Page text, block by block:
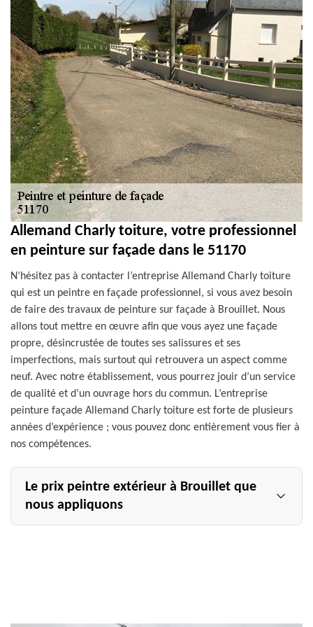
Allemand Charly toiture, votre professionnel
en peinture sur façade dans le 51170
N’hésitez pas à contacter l’entreprise Allemand Charly toiture
qui est un peintre en façade professionnel, si vous avez besoin
de faire des travaux de peinture sur façade à Brouillet. Nous
allons tout mettre en œuvre afin que vous ayez une façade
propre, désincrustée de toutes ses salissures et ses
imperfections, mais surtout qui retrouvera un aspect comme
neuf. Avec notre établissement, vous pourrez jouir d’un service
de qualité et d’un ouvrage hors du commun. L’entreprise
peinture façade Allemand Charly toiture est forte de plusieurs
années d’expérience ; vous pouvez donc entièrement vous fier à
nos compétences.
Le prix peintre extérieur à Brouillet que
nous appliquons